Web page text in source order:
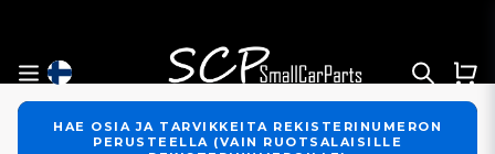
HAE OSIA JA TARVIKKEITA REKISTERINUMERON
PERUSTEELLA (VAIN RUOTSALAISILLE